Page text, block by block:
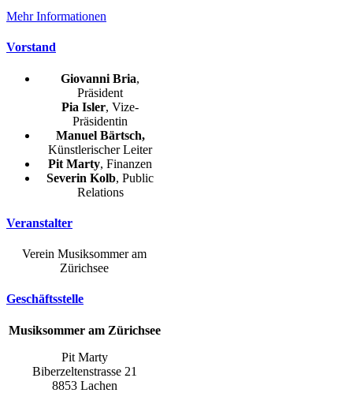
Mehr Informationen
Vorstand
Giovanni Bria,
Präsident
Pia Isler, Vize-
Präsidentin
Manuel Bärtsch,
Künstlerischer Leiter
Pit Marty, Finanzen
Severin Kolb, Public
Relations
Veranstalter
Verein Musiksommer am
Zürichsee
Geschäftsstelle
Musiksommer am Zürichsee
Pit Marty
Biberzeltenstrasse 21
8853 Lachen